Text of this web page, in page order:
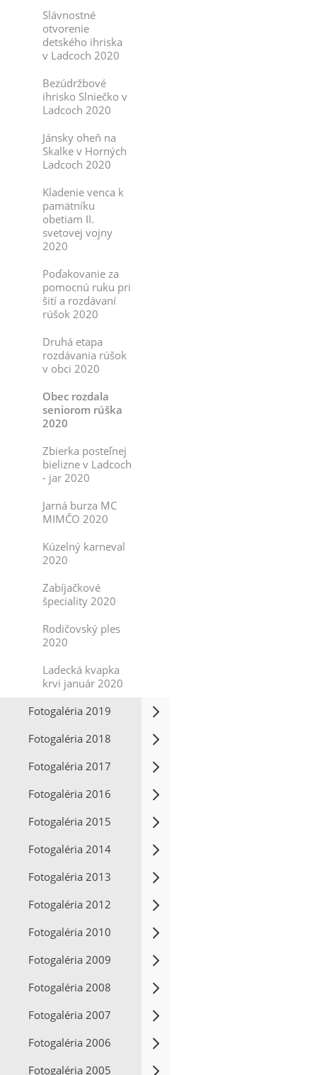
Slávnostné
otvorenie
detského ihriska
v Ladcoch 2020
Bezúdržbové
ihrisko Slniečko v
Ladcoch 2020
Jánsky oheň na
Skalke v Horných
Ladcoch 2020
Kladenie venca k
pamätníku
obetiam II.
svetovej vojny
2020
Poďakovanie za
pomocnú ruku pri
šití a rozdávaní
rúšok 2020
Druhá etapa
rozdávania rúšok
v obci 2020
Obec rozdala
seniorom rúška
2020
Zbierka posteľnej
bielizne v Ladcoch
- jar 2020
Jarná burza MC
MIMČO 2020
Kúzelný karneval
2020
Zabíjačkové
špeciality 2020
Rodičovský ples
2020
Ladecká kvapka
krvi január 2020
Fotogaléria 2019
Fotogaléria 2018
Fotogaléria 2017
Fotogaléria 2016
Fotogaléria 2015
Fotogaléria 2014
Fotogaléria 2013
Fotogaléria 2012
Fotogaléria 2010
Fotogaléria 2009
Fotogaléria 2008
Fotogaléria 2007
Fotogaléria 2006
Fotogaléria 2005